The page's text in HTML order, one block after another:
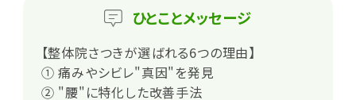
ひとことメッセージ
【整体院さつきが選ばれる6つの理由】
① 痛みやシビレ"真因"を発見
② "腰"に特化した改善手法